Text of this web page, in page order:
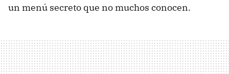
un menú secreto que no muchos conocen.